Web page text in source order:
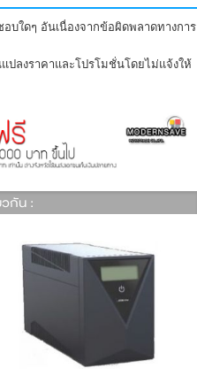
บใดๆ อันเนื่องจากข้อผิดพลาดทางการ
ปลงราคาและโปรโมชั่นโดยไม่แจ้งให้
กัน :